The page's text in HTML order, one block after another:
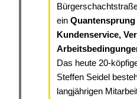
ein
Kundenservice,
Das heute 20-
Steffen Seidel
langjährigen